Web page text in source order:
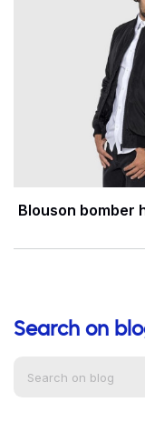
Blouson bomber
Aide
Search on